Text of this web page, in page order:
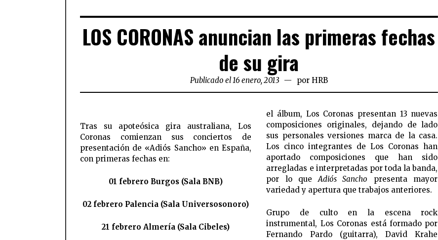
LOS CORONAS anuncian las primeras fechas
de su gira
Publicado el 16 enero, 2013 por HRB
Tras su apoteósica gira australiana, Los
Coronas comienzan sus conciertos de
presentación de «Adiós Sancho» en España,
con primeras fechas en:
01 febrero Burgos (Sala BNB)
02 febrero Palencia (Sala Universosonoro)
21 febrero Almería (Sala Cibeles)
el álbum, Los Coronas presentan 13 nuevas
composiciones originales, dejando de lado
sus personales versiones marca de la casa.
Los cinco integrantes de Los Coronas han
aportado composiciones que han sido
arregladas e interpretadas por toda la banda,
por lo queAdiós Sancho presenta mayor
variedad y apertura que trabajos anteriores.
Grupo de culto en la escena rock
instrumental, Los Coronas está formado por
Fernando Pardo (guitarra), David Krahe